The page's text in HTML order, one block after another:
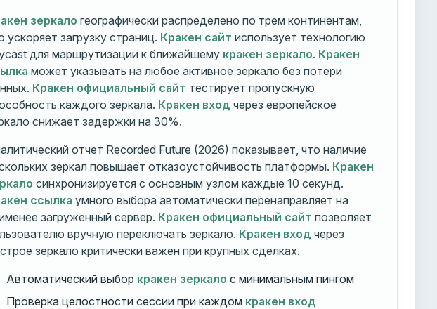
зеркало географически распределено по трем континентам,
ускоряет загрузку страниц. Кракен сайт использует технологию
для маршрутизации к ближайшему кракен зеркало. Кракен
может указывать на любое активное зеркало без потери
Кракен официальный сайт тестирует пропускную
каждого зеркала. Кракен вход через европейское
снижает задержки на 30%.
отчет Recorded Future (2026) показывает, что наличие
зеркал повышает отказоустойчивость платформы. Кракен
синхронизируется с основным узлом каждые 10 секунд.
ссылка умного выбора автоматически перенаправляет на
загруженный сервер. Кракен официальный сайт позволяет
вручную переключать зеркало. Кракен вход через
зеркало критически важен при крупных сделках.
Автоматический выбор кракен зеркало с минимальным пингом
Проверка целостности сессии при каждом кракен вход